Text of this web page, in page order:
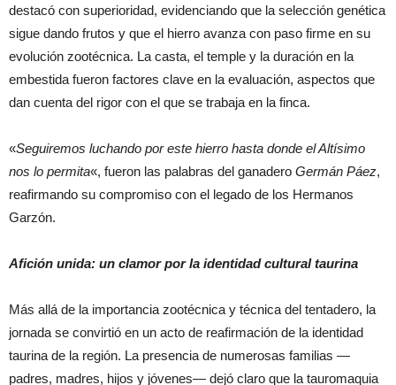
destacó con superioridad, evidenciando que la selección genética
sigue dando frutos y que el hierro avanza con paso firme en su
evolución zootécnica. La casta, el temple y la duración en la
embestida fueron factores clave en la evaluación, aspectos que
dan cuenta del rigor con el que se trabaja en la finca.
«Seguiremos luchando por este hierro hasta donde el Altísimo
nos lo permita«, fueron las palabras del ganadero Germán Páez,
reafirmando su compromiso con el legado de los Hermanos
Garzón.
Afición unida: un clamor por la identidad cultural taurina
Más allá de la importancia zootécnica y técnica del tentadero, la
jornada se convirtió en un acto de reafirmación de la identidad
taurina de la región. La presencia de numerosas familias —
padres, madres, hijos y jóvenes— dejó claro que la tauromaquia